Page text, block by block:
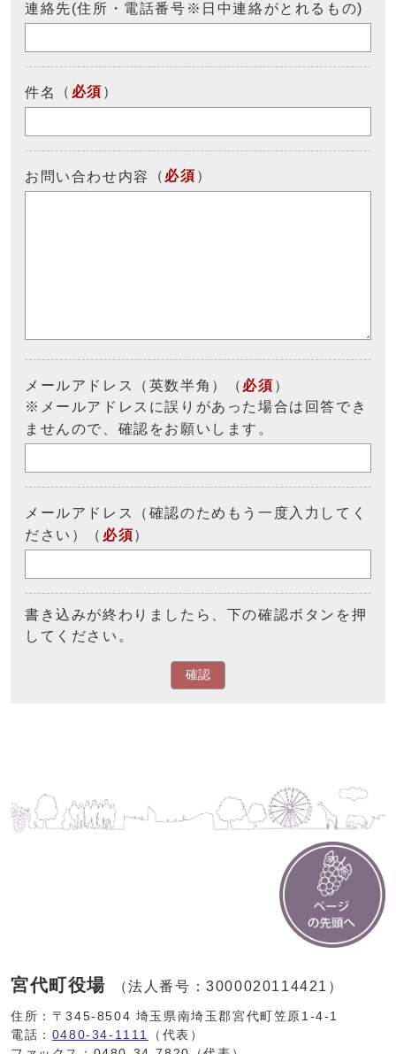
連絡先(住所・電話番号※日中連絡がとれるもの)
件名 （ 必須 ）
お問い合わせ内容 （ 必須 ）
メールアドレス（英数半角）（ 必須 ）
※メールアドレスに誤りがあった場合は回答でき
ませんので、確認をお願いします。
メールアドレス（確認のためもう一度入力してく
ださい）（ 必須）
書き込みが終わりましたら、下の確認ボタンを押
してください。
確認
宮代町役場 （法人番号：3000020114421）
住所：〒345-8504 埼玉県南埼玉郡宮代町笠原1-4-1
電話： 0480-34-1111
（代表）